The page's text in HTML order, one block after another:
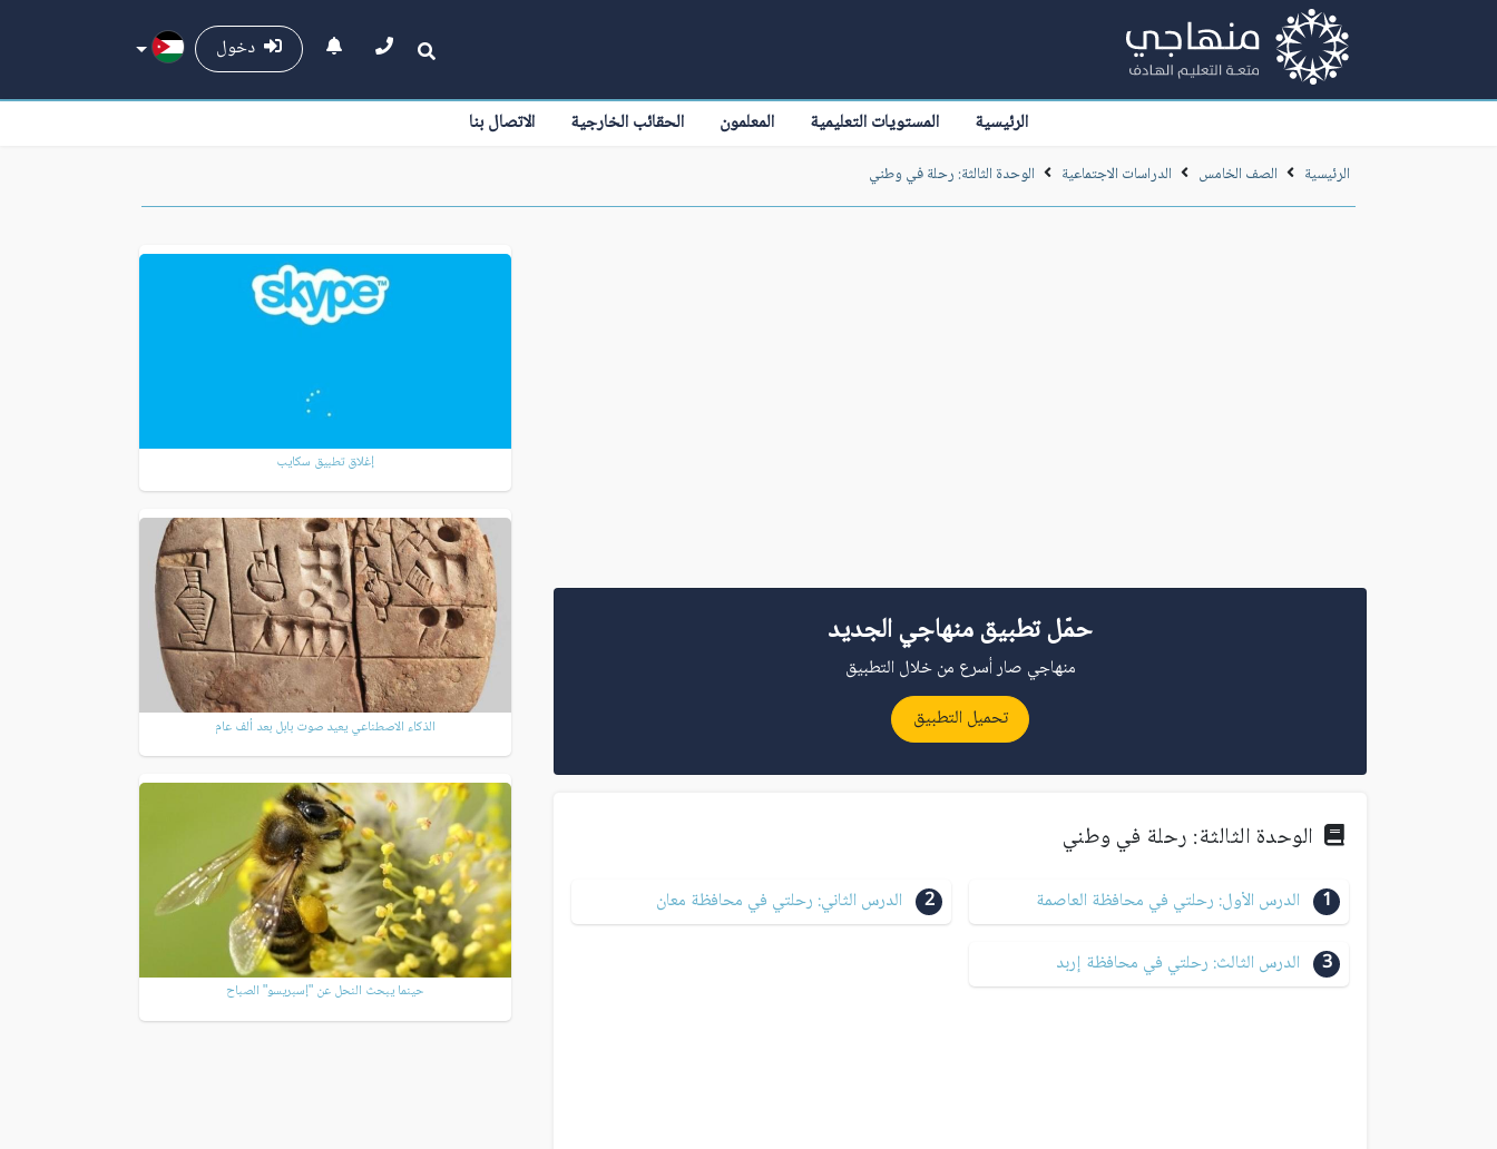
دخول
الرئيسية المستويات التعليمية المعلمون الحقائب الخارجية الاتصال بنا
الرئيسية الصف الخامس الدراسات الاجتماعية الوحدة الثالثة: رحلة في وطني
حمّل تطبيق منهاجي الجديد
منهاجي صار أسرع من خلال التطبيق
تحميل التطبيق
الوحدة الثالثة: رحلة في وطني
1 الدرس الأول: رحلتي في محافظة العاصمة 2 الدرس الثاني: رحلتي في محافظة معان
3 الدرس الثالث: رحلتي في محافظة إربد
إغلاق تطبيق سكايب
الذكاء الاصطناعي يعيد صوت بابل بعد ألف عام
حينما يبحث النحل عن "إسبريسو" الصباح